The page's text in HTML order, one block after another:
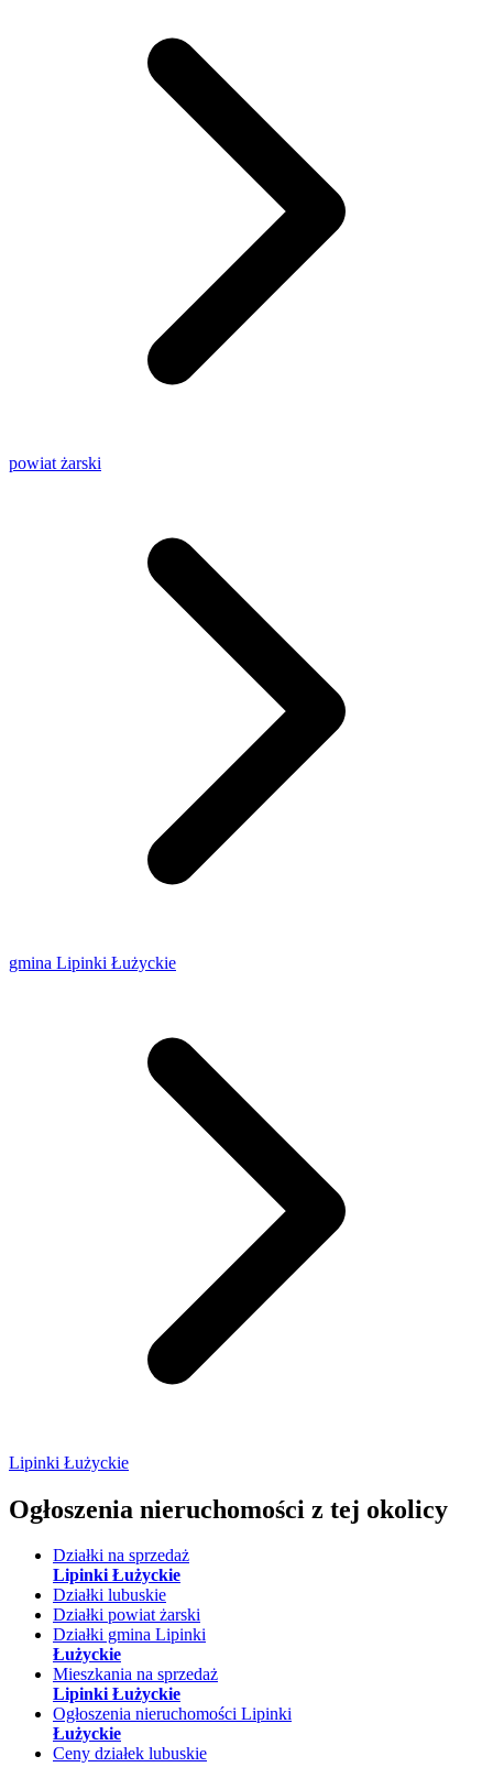
powiat żarski
gmina Lipinki Łużyckie
Lipinki Łużyckie
Ogłoszenia nieruchomości z tej okolicy
Działki na sprzedaż
Lipinki Łużyckie
Działki lubuskie
Działki powiat żarski
Działki gmina Lipinki
Łużyckie
Mieszkania na sprzedaż
Lipinki Łużyckie
Ogłoszenia nieruchomości Lipinki
Łużyckie
Ceny działek lubuskie